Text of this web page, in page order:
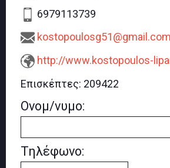
6979113739
kostopoulosg51@gmail.com
http://www.kostopoulos-
Επισκέπτες: 209422
Ονομ/νυμο:
Τηλέφωνο: